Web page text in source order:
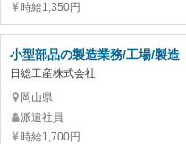
時給1,350円
小型部品の製造業務/工場/製造
日総工産株式会社
岡山県
派遣社員
時給1,700円